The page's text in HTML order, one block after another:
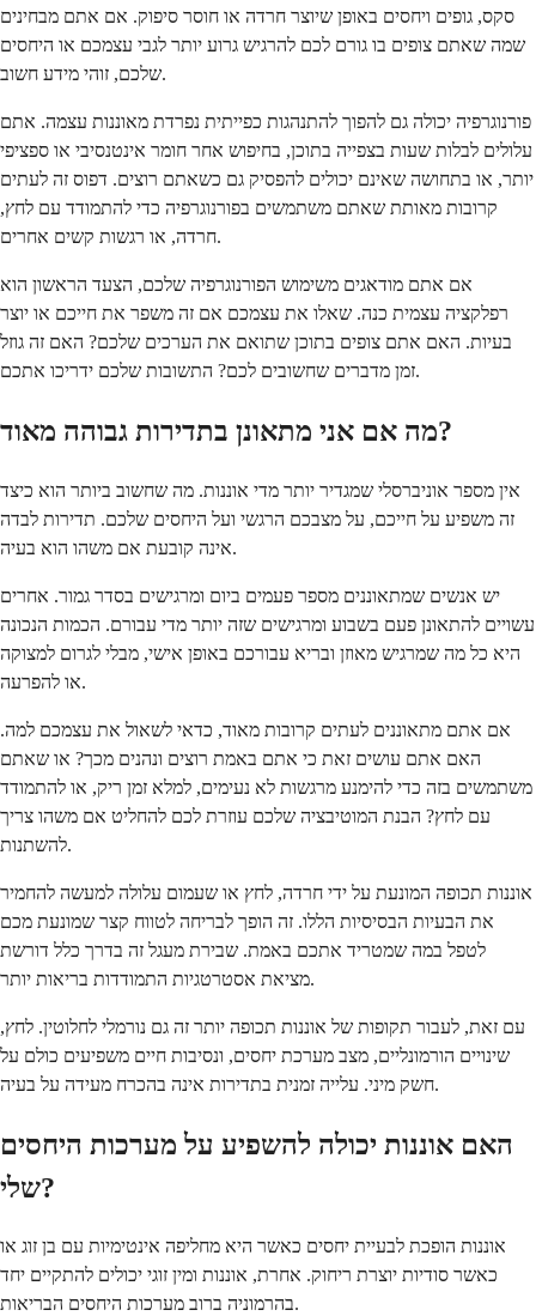
סקס, גופים ויחסים באופן שיוצר חרדה או חוסר סיפוק. אם אתם מבחינים
שמה שאתם צופים בו גורם לכם להרגיש גרוע יותר לגבי עצמכם או היחסים
שלכם, זוהי מידע חשוב.
פורנוגרפיה יכולה גם להפוך להתנהגות כפייתית נפרדת מאוננות עצמה. אתם
עלולים לבלות שעות בצפייה בתוכן, בחיפוש אחר חומר אינטנסיבי או ספציפי
יותר, או בתחושה שאינם יכולים להפסיק גם כשאתם רוצים. דפוס זה לעתים
קרובות מאותת שאתם משתמשים בפורנוגרפיה כדי להתמודד עם לחץ,
חרדה, או רגשות קשים אחרים.
אם אתם מודאגים משימוש הפורנוגרפיה שלכם, הצעד הראשון הוא
רפלקציה עצמית כנה. שאלו את עצמכם אם זה משפר את חייכם או יוצר
בעיות. האם אתם צופים בתוכן שתואם את הערכים שלכם? האם זה גוזל
זמן מדברים שחשובים לכם? התשובות שלכם ידריכו אתכם.
מה אם אני מתאונן בתדירות גבוהה מאוד?
אין מספר אוניברסלי שמגדיר יותר מדי אוננות. מה שחשוב ביותר הוא כיצד
זה משפיע על חייכם, על מצבכם הרגשי ועל היחסים שלכם. תדירות לבדה
אינה קובעת אם משהו הוא בעיה.
יש אנשים שמתאוננים מספר פעמים ביום ומרגישים בסדר גמור. אחרים
עשויים להתאונן פעם בשבוע ומרגישים שזה יותר מדי עבורם. הכמות הנכונה
היא כל מה שמרגיש מאוזן ובריא עבורכם באופן אישי, מבלי לגרום למצוקה
או להפרעה.
אם אתם מתאוננים לעתים קרובות מאוד, כדאי לשאול את עצמכם למה.
האם אתם עושים זאת כי אתם באמת רוצים ונהנים מכך? או שאתם
משתמשים בזה כדי להימנע מרגשות לא נעימים, למלא זמן ריק, או להתמודד
עם לחץ? הבנת המוטיבציה שלכם עוזרת לכם להחליט אם משהו צריך
להשתנות.
אוננות תכופה המונעת על ידי חרדה, לחץ או שעמום עלולה למעשה להחמיר
את הבעיות הבסיסיות הללו. זה הופך לבריחה לטווח קצר שמונעת מכם
לטפל במה שמטריד אתכם באמת. שבירת מעגל זה בדרך כלל דורשת
מציאת אסטרטגיות התמודדות בריאות יותר.
עם זאת, לעבור תקופות של אוננות תכופה יותר זה גם נורמלי לחלוטין. לחץ,
שינויים הורמונליים, מצב מערכת יחסים, ונסיבות חיים משפיעים כולם על
חשק מיני. עלייה זמנית בתדירות אינה בהכרח מעידה על בעיה.
האם אוננות יכולה להשפיע על מערכות היחסים
שלי?
אוננות הופכת לבעיית יחסים כאשר היא מחליפה אינטימיות עם בן זוג או
כאשר סודיות יוצרת ריחוק. אחרת, אוננות ומין זוגי יכולים להתקיים יחד
בהרמוניה ברוב מערכות היחסים הבריאות.